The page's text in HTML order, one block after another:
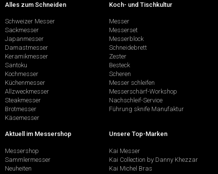
Alles zum Schneiden
Schweizer Messer
Sackmesser
Japanmesser
Damastmesser
Keramikmesser
Santoku
Kochmesser
Küchenmesser
Allzweckmesser
Steakmesser
Brotmesser
Käsemesser
Koch- und Tischkultur
Messer
Messerset
Messerblock
Schneidebrett
Zester
Besteck
Scheren
Messer schleifen
Messerschärf-Workshop
Nachschleif-Service
Führung sknife Manufaktur
Aktuell im Messershop
Messershop
Sammlermesser
Neuheiten
Unsere Top-Marken
Kai Messer
Kai Collection by Danny Khezzar
Kai Michel Bras